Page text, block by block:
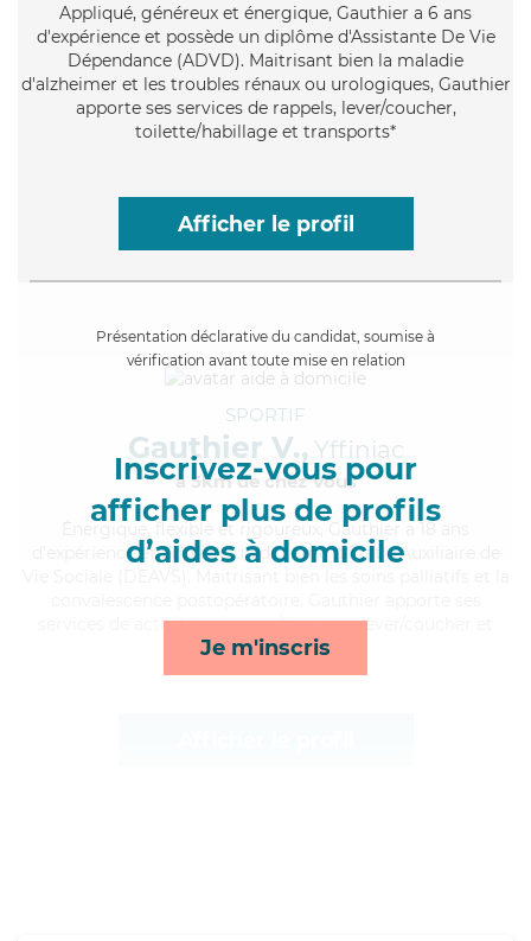
Appliqué, généreux et énergique, Gauthier a 6 ans
d'expérience et possède un diplôme d'Assistante De Vie
Dépendance (ADVD). Maitrisant bien la maladie
d'alzheimer et les troubles rénaux ou urologiques, Gauthier
apporte ses services de rappels, lever/coucher,
toilette/habillage et transports*
Afficher le profil
Présentation déclarative du candidat, soumise à
vérification avant toute mise en relation
Inscrivez-vous pour
afficher plus de profils
d’aides à domicile
Je m'inscris
SPORTIF
Gauthier V., Yffiniac
à 5km de chez Vous
, flexible et rigoureux, Gauthier a 18 ans
d'expérience et possède un diplôme d'État d'Auxiliaire de
services de activités, courses/livraison, lever/coucher et
mobilité*